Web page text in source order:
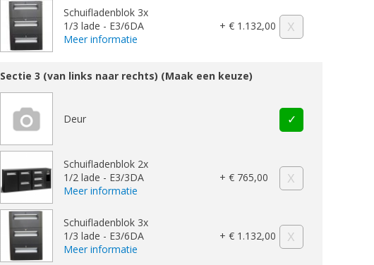
Schuifladenblok 3x
1/3 lade - E3/6DA
Meer informatie
+ € 1.132,00
Sectie 3 (van links naar rechts) (Maak een keuze)
Deur
Schuifladenblok 2x
1/2 lade - E3/3DA
Meer informatie
+ € 765,00
Schuifladenblok 3x
1/3 lade - E3/6DA
Meer informatie
+ € 1.132,00